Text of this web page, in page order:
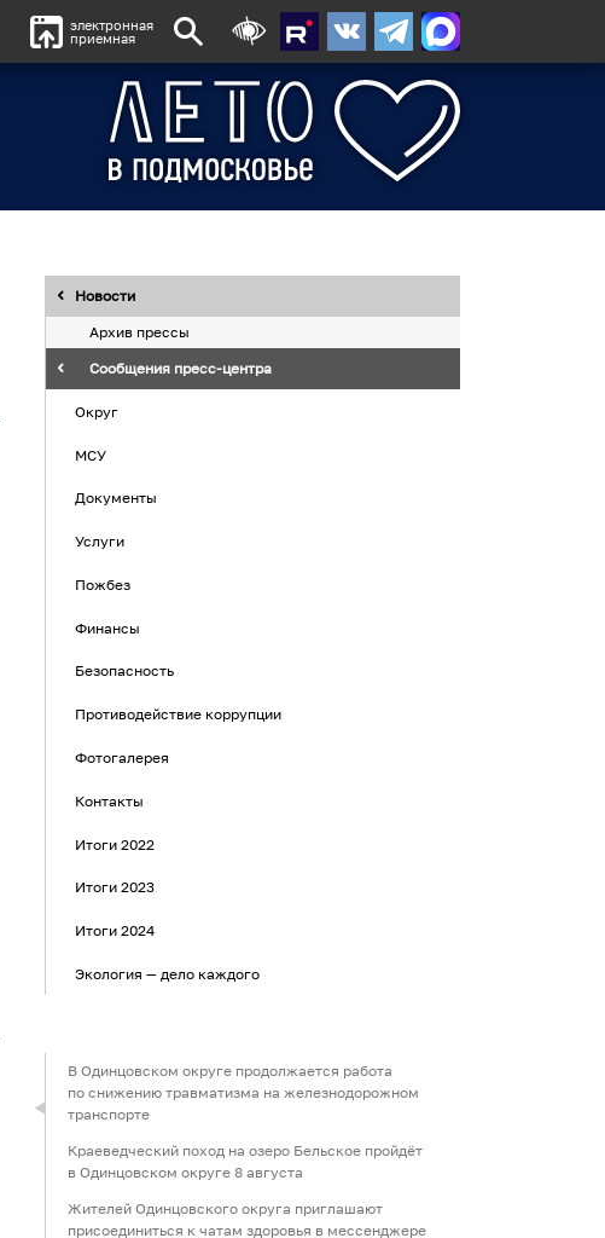
электронная
приемная
Новости
Архив прессы
Сообщения пресс-центра
Округ
МСУ
Документы
Услуги
Пожбез
Финансы
Безопасность
Противодействие коррупции
Фотогалерея
Контакты
Итоги 2022
Итоги 2023
Итоги 2024
Экология — дело каждого
В Одинцовском округе продолжается работа
по снижению травматизма на железнодорожном
транспорте
Краеведческий поход на озеро Бельское пройдёт
в Одинцовском округе 8 августа
Жителей Одинцовского округа приглашают
присоединиться к чатам здоровья в мессенджере